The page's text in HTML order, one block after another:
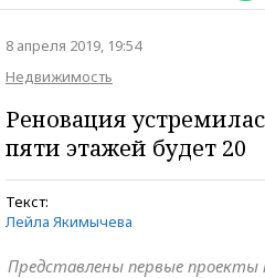
8 апреля 2019, 19:54
Недвижимость
Реновация
пяти этажей будет 20
Текст:
Лейла Якимычева
Представлены первые